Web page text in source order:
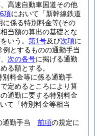
高速自動車国道その他
項において「新幹線鉄道
に係る特別料金等(その
当額の算出の基礎とな
いう。 第1号及び次項に
例とするものの通勤手当
次の各号に掲げる通勤
る額とする。
料金等に係る通勤手
定めるところにより算
通勤に要する特別料金
て「特別料金等相当
通勤手当 前項の規定に